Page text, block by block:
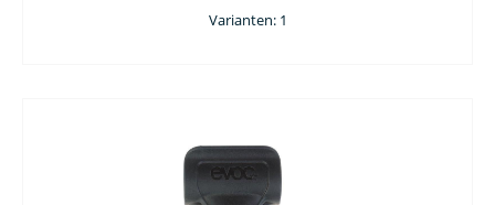
Varianten: 1